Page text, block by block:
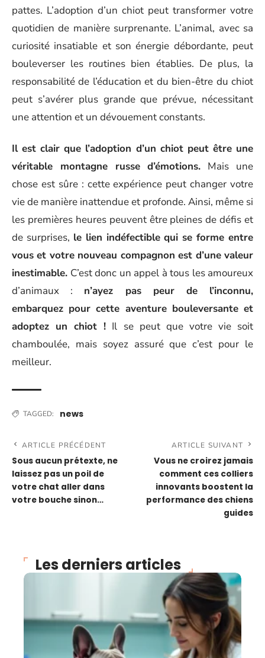
pattes. L’adoption d’un chiot peut transformer votre
quotidien de manière surprenante. L’animal, avec sa
curiosité insatiable et son énergie débordante, peut
bouleverser les routines bien établies. De plus, la
responsabilité de l’éducation et du bien-être du chiot
peut s’avérer plus grande que prévue, nécessitant
une attention et un dévouement constants.
Il est clair que l’adoption d’un chiot peut être une
véritable montagne russe d’émotions. Mais une
chose est sûre : cette expérience peut changer votre
vie de manière inattendue et profonde. Ainsi, même si
les premières heures peuvent être pleines de défis et
de surprises, le lien indéfectible qui se forme entre
vous et votre nouveau compagnon est d’une valeur
inestimable. C’est donc un appel à tous les amoureux
d’animaux : n’ayez pas peur de l’inconnu,
embarquez pour cette aventure bouleversante et
adoptez un chiot ! Il se peut que votre vie soit
chamboulée, mais soyez assuré que c’est pour le
meilleur.
TAGGED: news
ARTICLE PRÉCÉDENT
Sous aucun prétexte, ne
laissez pas un poil de
votre chat aller dans
votre bouche sinon…
ARTICLE SUIVANT
Vous ne croirez jamais
comment ces colliers
innovants boostent la
performance des chiens
guides
Les derniers articles